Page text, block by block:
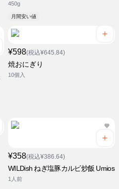
450g
月間安い値
¥598(税込¥645.84)
焼おにぎり
10個入
¥358(税込¥386.64)
WILDish ねぎ塩豚カルビ炒飯 Umios
1人前